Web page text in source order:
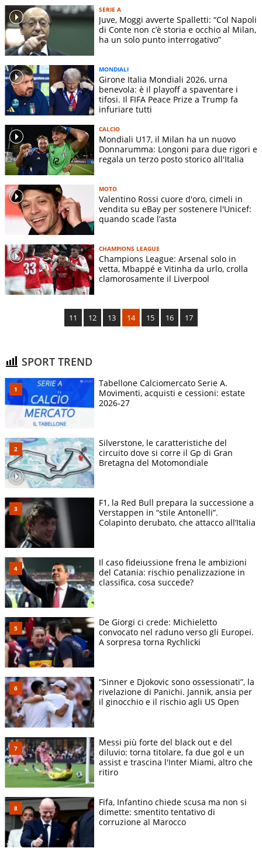
SERIE A
Juve, Moggi avverte Spalletti: “Col Napoli
di Conte non c’è storia e occhio al Milan,
ha un solo punto interrogativo”
MONDIALI
Girone Italia Mondiali 2026, urna
benevola: è il playoff a spaventare i
tifosi. Il FIFA Peace Prize a Trump fa
infuriare tutti
CALCIO
Mondiali U17, il Milan ha un nuovo
Donnarumma: Longoni para due rigori e
regala un terzo posto storico all'Italia
MOTO
Valentino Rossi cuore d'oro, cimeli in
vendita su eBay per sostenere l'Unicef:
quando scade l’asta
CHAMPIONS LEAGUE
Champions League: Arsenal solo in
vetta, Mbappé e Vitinha da urlo, crolla
clamorosamente il Liverpool
11 12 13 14 15 16 17
SPORT TREND
Tabellone Calciomercato Serie A.
Movimenti, acquisti e cessioni: estate
2026-27
Silverstone, le caratteristiche del
circuito dove si corre il Gp di Gran
Bretagna del Motomondiale
F1, la Red Bull prepara la successione a
Verstappen in “stile Antonelli”.
Colapinto derubato, che attacco all’Italia
Il caso fideiussione frena le ambizioni
del Catania: rischio penalizzazione in
classifica, cosa succede?
De Giorgi ci crede: Michieletto
convocato nel raduno verso gli Europei.
A sorpresa torna Rychlicki
“Sinner e Djokovic sono ossessionati”, la
rivelazione di Panichi. Jannik, ansia per
il ginocchio e il rischio agli US Open
Messi più forte del black out e del
diluvio: torna titolare, fa due gol e un
assist e trascina l'Inter Miami, altro che
ritiro
Fifa, Infantino chiede scusa ma non si
dimette: smentito tentativo di
corruzione al Marocco